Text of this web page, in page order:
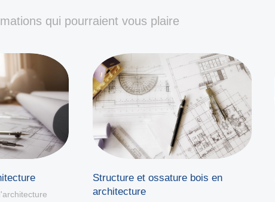
qui pourraient vous plaire
Structure et ossature bois en
architecture